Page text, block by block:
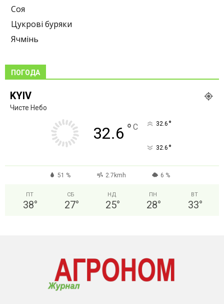
Соя
Цукрові буряки
Ячмінь
ПОГОДА
KYIV
Чисте Небо
32.6 ° C 32.6 °
32.6 °
51 % 2.7kmh 6 %
ПТ
38°
СБ
27°
НД
25°
ПН
28°
ВТ
33°